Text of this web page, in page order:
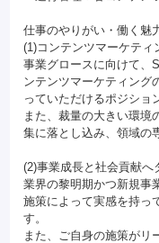
仕事のやりがい・働く魅
(1)コンテンツマーケティ
事業グロースに向けて、
ンテンツマーケティング
っていただけるポジショ
また、裁量の大きい環境
集に落とし込み、領域の
(2)事業成長と社会貢献へ
業界の黎明期かつ新規事
施策によって実感を持っ
す。
また、ご自身の施策がリ